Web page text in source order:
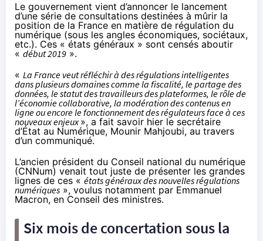
Le gouvernement vient d’annoncer le lancement
d’une série de consultations destinées à mûrir la
position de la France en matière de régulation du
numérique (sous les angles économiques, sociétaux,
etc.). Ces « états généraux » sont censés aboutir
« début 2019 ».
« La France veut réfléchir à des régulations intelligentes
dans plusieurs domaines comme la fiscalité, le partage des
données, le statut des travailleurs des plateformes, le rôle de
l’économie collaborative, la modération des contenus en
ligne ou encore le fonctionnement des régulateurs face à ces
nouveaux enjeux», a fait savoir hier le secrétaire
d’État au Numérique, Mounir Mahjoubi, au travers
d’un communiqué.
L’ancien président du Conseil national du numérique
(CNNum) venait tout juste de présenter les grandes
lignes de ces « états généraux des nouvelles régulations
numériques », voulus notamment par Emmanuel
Macron, en Conseil des ministres.
Six mois de concertation sous la